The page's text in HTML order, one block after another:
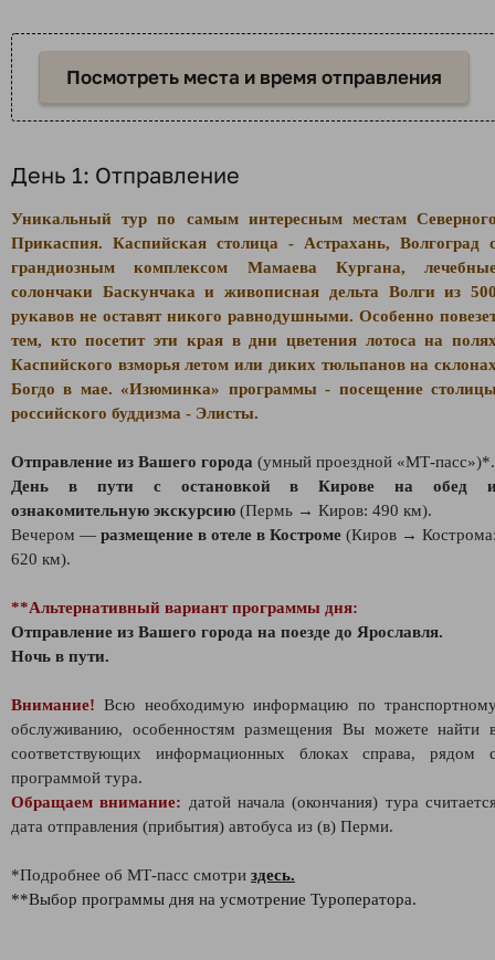
Посмотреть места и время отправления
День 1: Отправление
Уникальный тур по самым интересным местам
Прикаспия. Каспийская столица - Астрахань, Волгоград
грандиозным комплексом Мамаева Кургана,
солончаки Баскунчака и живописная дельта Волги из
рукавов не оставят никого равнодушными. Особенно
тем, кто посетит эти края в дни цветения лотоса на
Каспийского взморья летом или диких тюльпанов на
Богдо в мае. «Изюминка» программы - посещение
российского буддизма - Элисты.
Отправление из Вашего города (умный проездной «МТ-пасс»)*.
День в пути с остановкой в Кирове на обед
ознакомительную экскурсию (Пермь → Киров: 490 км).
Вечером — размещение в отеле в Костроме (Киров →
620 км).
**Альтернативный вариант программы дня:
Отправление из Вашего города на поезде до Ярославля.
Ночь в пути.
Внимание! Всю необходимую информацию по
обслуживанию, особенностям размещения Вы можете найти
соответствующих информационных блоках справа, рядом
программой тура.
Обращаем внимание: датой начала (окончания) тура
дата отправления (прибытия) автобуса из (в) Перми.
*Подробнее об МТ-пасс смотри здесь.
**Выбор программы дня на усмотрение Туроператора.